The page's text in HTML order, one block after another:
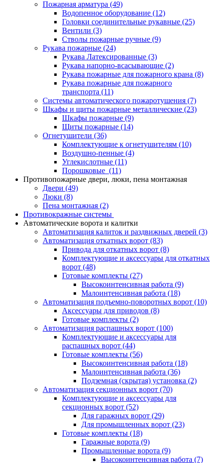
Пожарная арматура (49)
Водопенное оборудование (12)
Головки соединительные рукавные (25)
Вентили (3)
Стволы пожарные ручные (9)
Рукава пожарные (24)
Рукава Латексированные (3)
Рукава напорно-всасывающие (2)
Рукава пожарные для пожарного крана (8)
Рукава пожарные для пожарного
транспорта (11)
Системы автоматического пожаротушения (7)
Шкафы и щиты пожарные металлические (23)
Шкафы пожарные (9)
Щиты пожарные (14)
Огнетушители (36)
Комплектующие к огнетушителям (10)
Воздушно-пенные (4)
Углекислотные (11)
Порошковые (11)
Противопожарные двери, люки, пена монтажная
Двери (49)
Люки (8)
Пена монтажная (2)
Противокражные системы
Автоматические ворота и калитки
Автоматизация калиток и раздвижных дверей (3)
Автоматизация откатных ворот (83)
Привода для откатных ворот (8)
Комплектующие и аксессуары для откатных
ворот (48)
Готовые комплекты (27)
Высокоинтенсивная работа (9)
Малоинтенсивная работа (18)
Автоматизация подъемно-поворотных ворот (10)
Аксессуары для приводов (8)
Готовые комплекты (2)
Автоматизация распашных ворот (100)
Комплектующие и аксессуары для
распашных ворот (44)
Готовые комплекты (56)
Высокоинтенсивная работа (18)
Малоинтенсивная работа (36)
Подземная (скрытая) установка (2)
Автоматизация секционных ворот (70)
Комплектующие и аксессуары для
секционных ворот (52)
Для гаражных ворот (29)
Для промышленных ворот (23)
Готовые комплекты (18)
Гаражные ворота (9)
Промышленные ворота (9)
Высокоинтенсивная работа (7)